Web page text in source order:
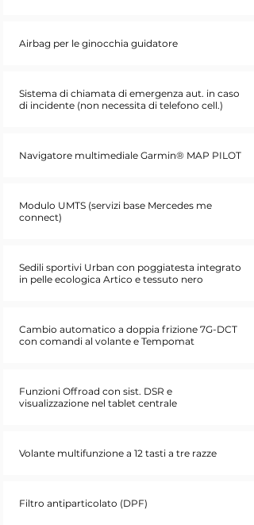
Airbag per le ginocchia guidatore
Sistema di chiamata di emergenza aut. in caso
di incidente (non necessita di telefono cell.)
Navigatore multimediale Garmin® MAP PILOT
Modulo UMTS (servizi base Mercedes me
connect)
Sedili sportivi Urban con poggiatesta integrato
in pelle ecologica Artico e tessuto nero
Cambio automatico a doppia frizione 7G-DCT
con comandi al volante e Tempomat
Funzioni Offroad con sist. DSR e
visualizzazione nel tablet centrale
Volante multifunzione a 12 tasti a tre razze
Filtro antiparticolato (DPF)